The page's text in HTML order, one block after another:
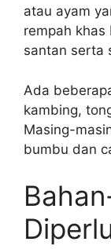
atau ayam
rempah
santan serta
Ada
kambing,
Masing-
bumbu dan